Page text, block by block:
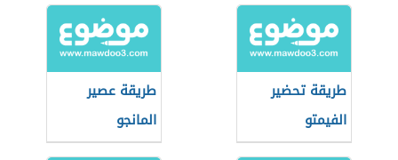
طريقة تحضير
الفيمتو
طريقة عصير
المانجو